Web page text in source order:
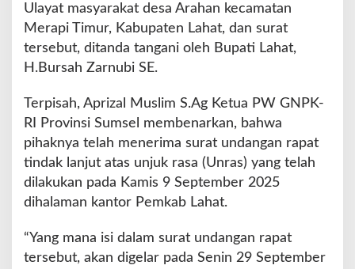
Ulayat masyarakat desa Arahan kecamatan
Merapi Timur, Kabupaten Lahat, dan surat
tersebut, ditanda tangani oleh Bupati Lahat,
H.Bursah Zarnubi SE.
Terpisah, Aprizal Muslim S.Ag Ketua PW GNPK-
RI Provinsi Sumsel membenarkan, bahwa
pihaknya telah menerima surat undangan rapat
tindak lanjut atas unjuk rasa (Unras) yang telah
dilakukan pada Kamis 9 September 2025
dihalaman kantor Pemkab Lahat.
“Yang mana isi dalam surat undangan rapat
tersebut, akan digelar pada Senin 29 September